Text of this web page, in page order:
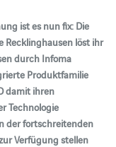
ist es nun fix: Die
Recklinghausen löst ihr
durch Infoma
Produktfamilie
damit ihren
Technologie
der fortschreitenden
Verfügung stellen